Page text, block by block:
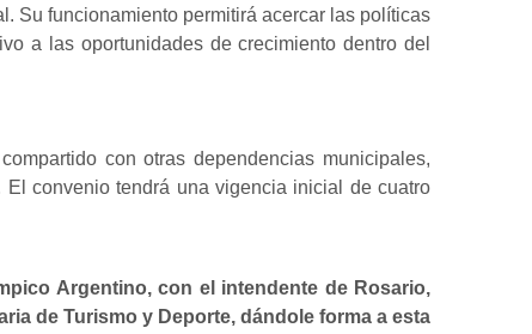
Su funcionamiento permitirá acercar las políticas
a las oportunidades de crecimiento dentro del
con otras dependencias municipales,
convenio tendrá una vigencia inicial de cuatro
Argentino, con el intendente de Rosario,
de Turismo y Deporte, dándole forma a esta